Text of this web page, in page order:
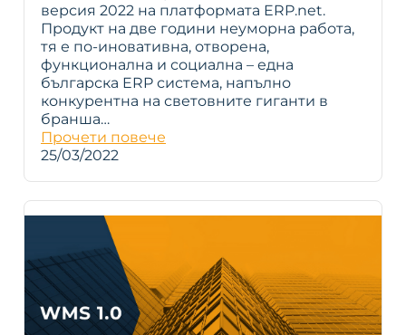
версия 2022 на платформата ERP.net.
Продукт на две години неуморна работа,
тя е по-иновативна, отворена,
функционална и социална – една
българска ERP система, напълно
конкурентна на световните гиганти в
бранша…
Прочети повече
25/03/2022